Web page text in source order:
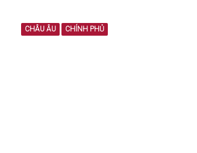
CHÂU ÂU CHÍNH PHỦ